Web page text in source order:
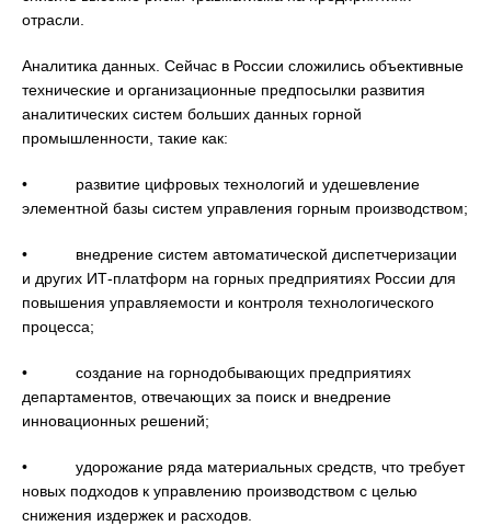
отрасли.
Аналитика данных. Сейчас в России сложились объективные
технические и организационные предпосылки развития
аналитических систем больших данных горной
промышленности, такие как:
• развитие цифровых технологий и удешевление
элементной базы систем управления горным производством;
• внедрение систем автоматической диспетчеризации
и других ИТ-платформ на горных предприятиях России для
повышения управляемости и контроля технологического
процесса;
• создание на горнодобывающих предприятиях
департаментов, отвечающих за поиск и внедрение
инновационных решений;
• удорожание ряда материальных средств, что требует
новых подходов к управлению производством с целью
снижения издержек и расходов.